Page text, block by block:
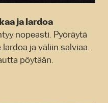
ja lardoa
nopeasti. Pyöräytä
ja väliin salviaa.
pöytään.